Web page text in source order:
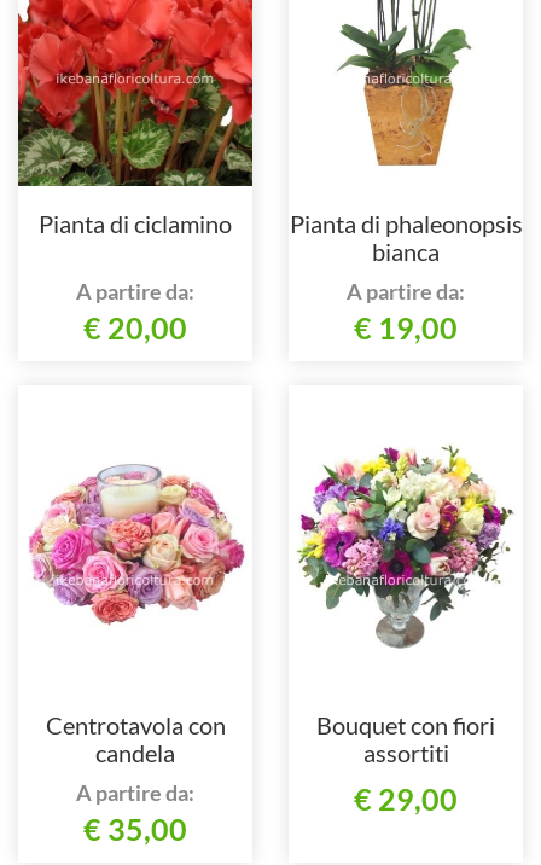
Pianta di ciclamino
A partire da:
€ 20,00
Pianta di phaleonopsis
bianca
A partire da:
€ 19,00
Centrotavola con
candela
A partire da:
€ 35,00
Bouquet con fiori
assortiti
€ 29,00